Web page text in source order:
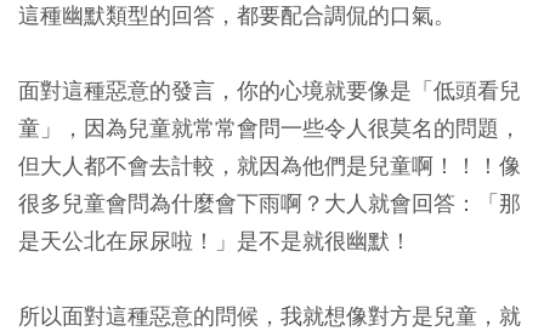
這種幽默類型的回答，都要配合調侃的口氣。
面對這種惡意的發言，你的心境就要像是「低頭看兒
童」，因為兒童就常常會問一些令人很莫名的問題，
但大人都不會去計較，就因為他們是兒童啊！！！像
很多兒童會問為什麼會下雨啊？大人就會回答：「那
是天公北在尿尿啦！」是不是就很幽默！
所以面對這種惡意的問候，我就想像對方是兒童，就